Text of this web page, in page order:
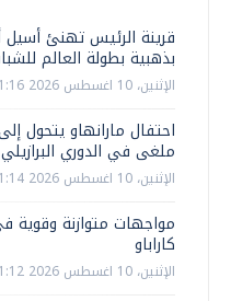
قرينة الرئيس تهنئ أسيل
بذهبية بطولة العالم
الإثنين، 10 اغسطس 2026 11:16 م
احتفال مارانهاو يتحول
ملغى في الدوري البرازيلي
الإثنين، 10 اغسطس 2026 11:14 م
مواجهات متوازنة وقوية
كاراباو
الإثنين، 10 اغسطس 2026 11:12 م